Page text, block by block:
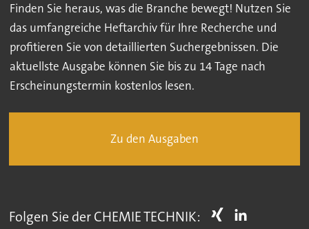
Finden Sie heraus, was die Branche bewegt! Nutzen Sie
das umfangreiche Heftarchiv für Ihre Recherche und
profitieren Sie von detaillierten Suchergebnissen. Die
aktuellste Ausgabe können Sie bis zu 14 Tage nach
Erscheinungstermin kostenlos lesen.
Zu den Ausgaben
Folgen Sie der CHEMIE TECHNIK: